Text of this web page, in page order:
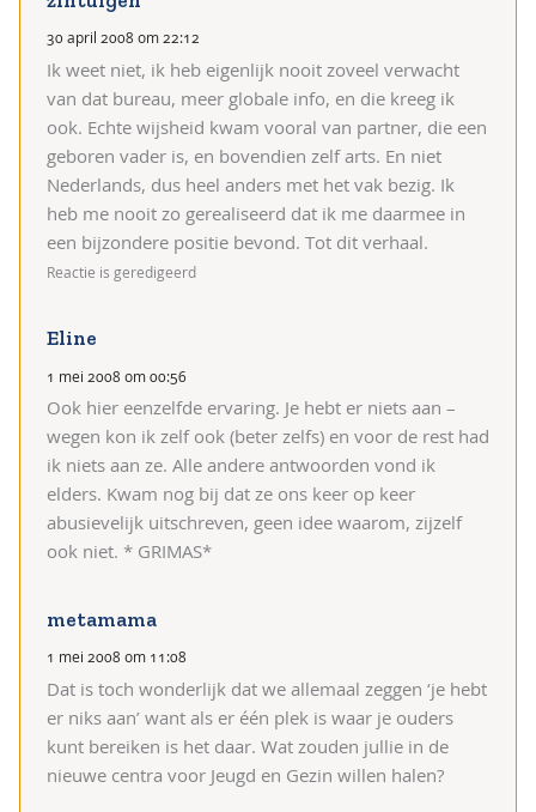
30 april 2008 om 22:12
Ik weet niet, ik heb eigenlijk nooit zoveel verwacht
van dat bureau, meer globale info, en die kreeg ik
ook. Echte wijsheid kwam vooral van partner, die een
geboren vader is, en bovendien zelf arts. En niet
Nederlands, dus heel anders met het vak bezig. Ik
heb me nooit zo gerealiseerd dat ik me daarmee in
een bijzondere positie bevond. Tot dit verhaal.
Reactie is geredigeerd
Eline
1 mei 2008 om 00:56
Ook hier eenzelfde ervaring. Je hebt er niets aan –
wegen kon ik zelf ook (beter zelfs) en voor de rest had
ik niets aan ze. Alle andere antwoorden vond ik
elders. Kwam nog bij dat ze ons keer op keer
abusievelijk uitschreven, geen idee waarom, zijzelf
ook niet. * GRIMAS*
metamama
1 mei 2008 om 11:08
Dat is toch wonderlijk dat we allemaal zeggen ‘je hebt
er niks aan’ want als er één plek is waar je ouders
kunt bereiken is het daar. Wat zouden jullie in de
nieuwe centra voor Jeugd en Gezin willen halen?